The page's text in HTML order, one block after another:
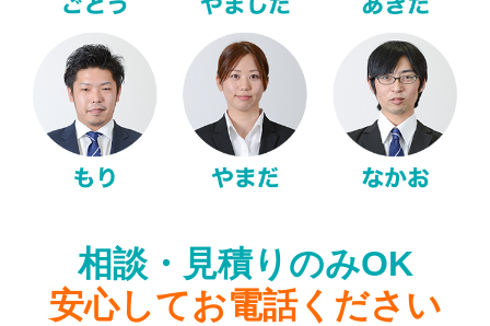
相談・見積りのみOK
安心してお電話ください